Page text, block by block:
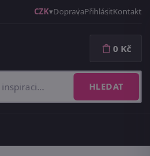
CZK DopravaPřihlásitKontakt
HLEDAT
0 Kč